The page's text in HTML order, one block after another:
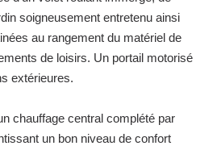
soigneusement entretenu ainsi
au rangement du matériel de
de loisirs. Un portail motorisé
extérieures.
chauffage central complété par
un bon niveau de confort